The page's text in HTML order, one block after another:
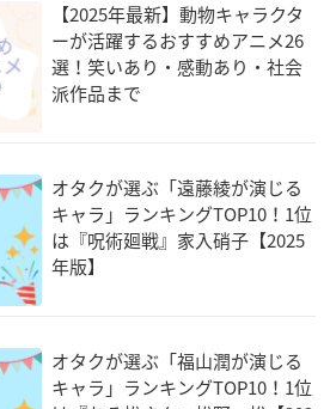
【2025年最新】動物キャラクタ
ーが活躍するおすすめアニメ26
選！笑いあり・感動あり・社会
派作品まで
オタクが選ぶ「遠藤綾が演じる
キャラ」ランキングTOP10！1位
は『呪術廻戦』家入硝子【2025
年版】
オタクが選ぶ「福山潤が演じる
キャラ」ランキングTOP10！1位